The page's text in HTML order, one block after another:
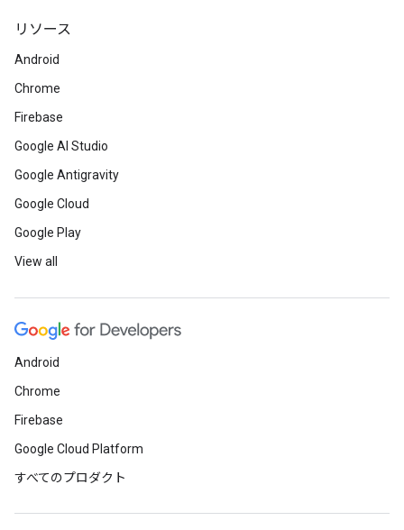
リソース
Android
Chrome
Firebase
Google AI Studio
Google Antigravity
Google Cloud
Google Play
View all
Android
Chrome
Firebase
Google Cloud Platform
すべてのプロダクト